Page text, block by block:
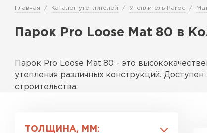
Главная Каталог утеплителей Утеплитель Paroc
Парок Pro Loose Mat 80 в
Парок Pro Loose Mat 80 - это
утепления различных конструкций.
строительства.
Этот материал отличается рыхлой
ТОЛЩИНА, ММ:
Перейти в каталог
Утеплитель Ветонит
ПЕРЕЙТИ
Утеплитель Rockwool
Утеплитель Knauf